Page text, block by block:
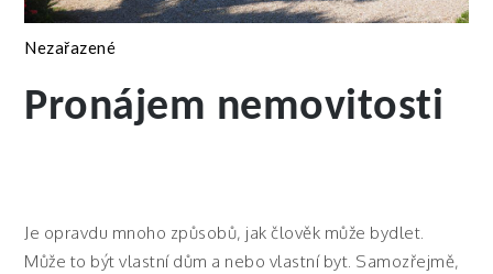
Nezařazené
Pronájem nemovitosti
Je opravdu mnoho způsobů, jak člověk může bydlet.
Může to být vlastní dům a nebo vlastní byt. Samozřejmě,